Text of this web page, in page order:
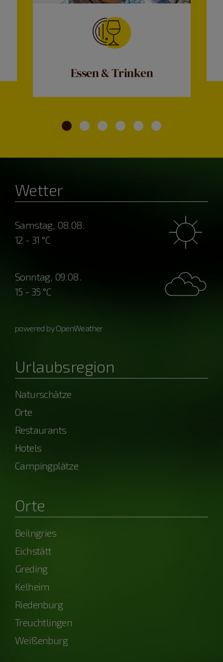
Essen & Trinken
Wetter
Samstag, 08.08.
12 - 31 °C
Sonntag, 09.08.
15 - 35 °C
powered by OpenWeather
Urlaubsregion
Naturschätze
Orte
Restaurants
Hotels
Campingplätze
Orte
Beilngries
Eichstätt
Greding
Kelheim
Riedenburg
Treuchtlingen
Weißenburg